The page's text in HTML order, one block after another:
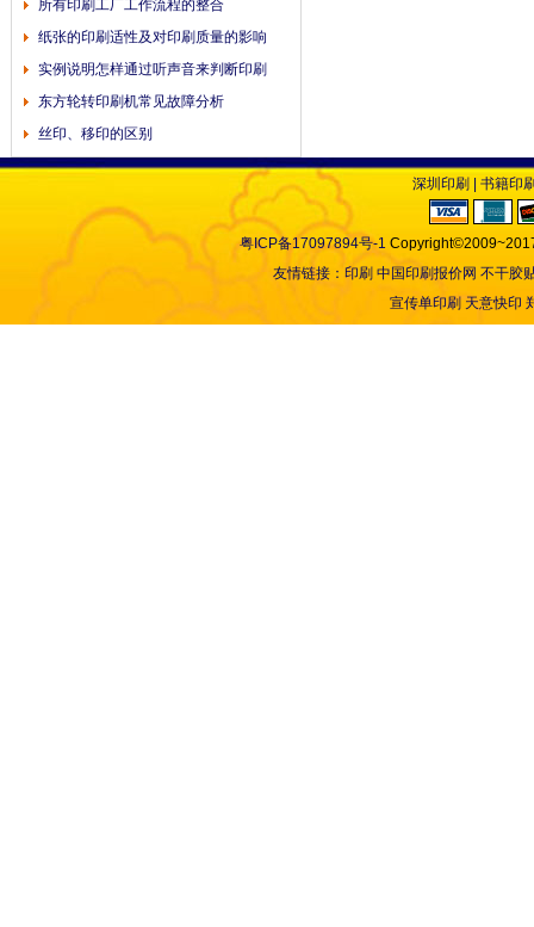
所有印刷工厂工作流程的整合
纸张的印刷适性及对印刷质量的影响
实例说明怎样通过听声音来判断印刷
东方轮转印刷机常见故障分析
丝印、移印的区别
深圳印刷 书籍印
粤ICP备17097894号-1
友情链接： 印刷 中国印刷报价网 不干胶
宣传单印刷 天意快印